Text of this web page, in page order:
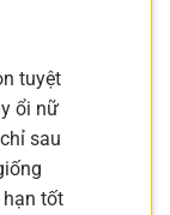
tuyệt
ổi nữ
sau
hạn tốt